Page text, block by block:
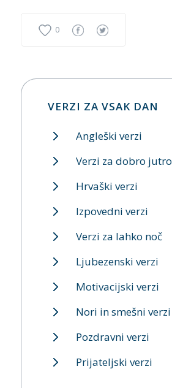
0
VERZI ZA VSAK DAN
Angleški verzi
Verzi za dobro jutro
Hrvaški verzi
Izpovedni verzi
Verzi za lahko noč
Ljubezenski verzi
Motivacijski verzi
Nori in smešni verzi
Pozdravni verzi
Prijateljski verzi